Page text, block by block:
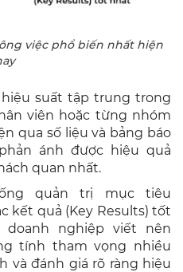
việc phổ biến nhất hiện
hiệu suất tập trung trong
viên hoặc từng nhóm
qua số liệu và bảng báo
ánh được hiệu quả
quan nhất.
quản trị mục tiêu
kết quả (Key Results) tốt
doanh nghiệp viết nên
tính tham vọng nhiều
và đánh giá rõ ràng hiệu